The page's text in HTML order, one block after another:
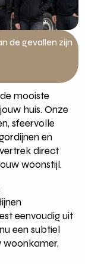
de gevallen zijn
mooiste
huis. Onze
sfeervolle
en
direct
woonstijl.
eenvoudig uit
een subtiel
woonkamer,